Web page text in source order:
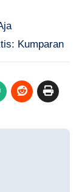
Kumparan